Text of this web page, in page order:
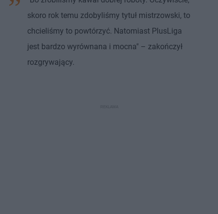
skoro rok temu zdobyliśmy tytuł mistrzowski, to
chcieliśmy to powtórzyć. Natomiast PlusLiga
jest bardzo wyrównana i mocna" – zakończył
rozgrywający.